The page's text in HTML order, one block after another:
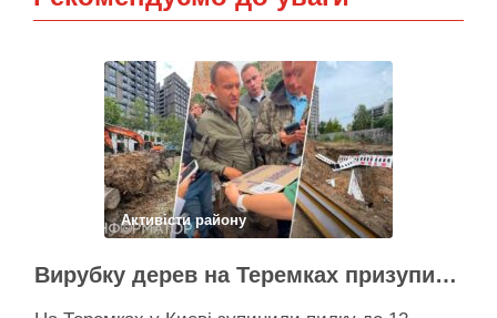
Активісти району
Вирубку дерев на Теремках призупинили після приїзду заступника Кличка – почався діалог